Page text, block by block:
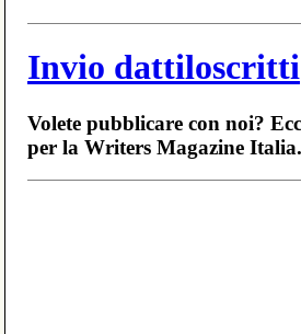
Invio dattiloscritti
Volete pubblicare con noi?
per la Writers Magazine